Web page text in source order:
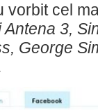
vorbit cel
Antena 3,
George